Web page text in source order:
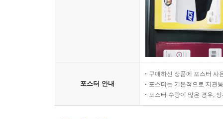
포스터 안내
구매하신 상품에 포스터 사
포스터는 기본적으로 지관
포스터 수량이 많은 경우,